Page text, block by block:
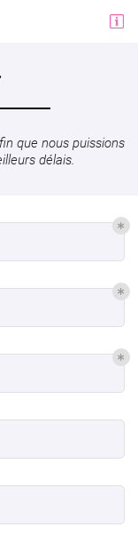

commerciales à
que nous puissions
délais.